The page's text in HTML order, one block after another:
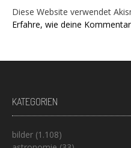
Diese Website verwendet
Erfahre, wie deine
KATEGORIEN
bilder (1.108)